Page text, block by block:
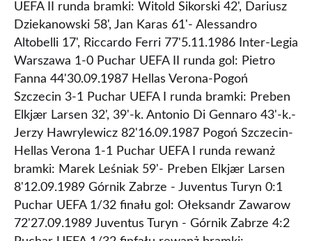
UEFA II runda bramki: Witold Sikorski 42', Dariusz
Dziekanowski 58', Jan Karas 61'- Alessandro
Altobelli 17', Riccardo Ferri 77'5.11.1986 Inter-Legia
Warszawa 1-0 Puchar UEFA II runda gol: Pietro
Fanna 44'30.09.1987 Hellas Verona-Pogoń
Szczecin 3-1 Puchar UEFA I runda bramki: Preben
Elkjær Larsen 32', 39'-k. Antonio Di Gennaro 43'-k.-
Jerzy Hawrylewicz 82'16.09.1987 Pogoń Szczecin-
Hellas Verona 1-1 Puchar UEFA I runda rewanż
bramki: Marek Leśniak 59'- Preben Elkjær Larsen
8'12.09.1989 Górnik Zabrze - Juventus Turyn 0:1
Puchar UEFA 1/32 finału gol: Ołeksandr Zawarow
72'27.09.1989 Juventus Turyn - Górnik Zabrze 4:2